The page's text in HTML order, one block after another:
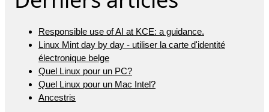
Responsible use of AI at KCE: a guidance.
Linux Mint day by day - utiliser la carte d'identité
électronique belge
Quel Linux pour un PC?
Quel Linux pour un Mac Intel?
Ancestris